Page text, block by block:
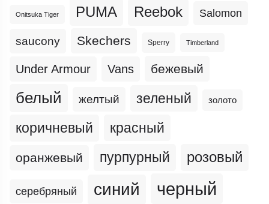
Onitsuka Tiger PUMA Reebok Salomon
saucony Skechers Sperry Timberland
Under Armour Vans бежевый
белый желтый зеленый золото
коричневый красный
оранжевый пурпурный розовый
серебряный синий черный